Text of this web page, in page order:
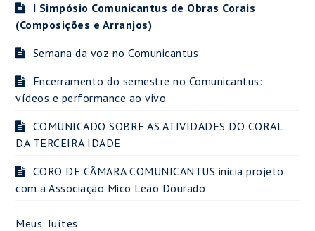
I Simpósio Comunicantus de Obras Corais
(Composições e Arranjos)
Semana da voz no Comunicantus
Encerramento do semestre no Comunicantus:
vídeos e performance ao vivo
COMUNICADO SOBRE AS ATIVIDADES DO CORAL
DA TERCEIRA IDADE
CORO DE CÂMARA COMUNICANTUS inicia projeto
com a Associação Mico Leão Dourado
Meus Tuítes